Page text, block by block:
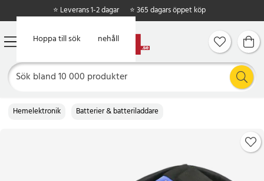
Hoppa till huvudinnehåll
Hoppa till sök
⭐ Leverans 1-2 dagar ⭐ 365 dagars öppet köp
Hemelektronik Batterier & batteriladdare